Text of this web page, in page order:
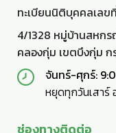
ทะเบียนนิติบุคคลเลข
4/1328 หมู่บ้านสหกร
คลองกุ่ม เขตบึงกุ่ม ก
จันทร์-ศุกร์:
หยุดทุกวันเสาร์
ช่องทางติดต่อ